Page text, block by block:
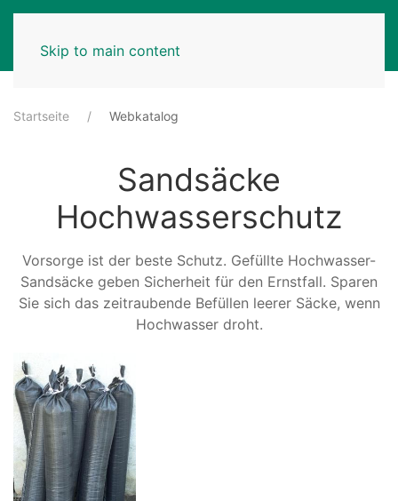
Skip to main content
Startseite Webkatalog
Sandsäcke
Hochwasserschutz
Vorsorge ist der beste Schutz. Gefüllte Hochwasser-
Sandsäcke geben Sicherheit für den Ernstfall. Sparen
Sie sich das zeitraubende Befüllen leerer Säcke, wenn
Hochwasser droht.